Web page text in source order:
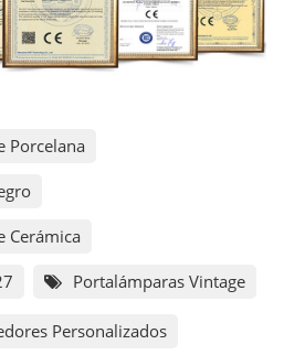
Porcelana
Cerámica
Portalámparas Vintage
Personalizados